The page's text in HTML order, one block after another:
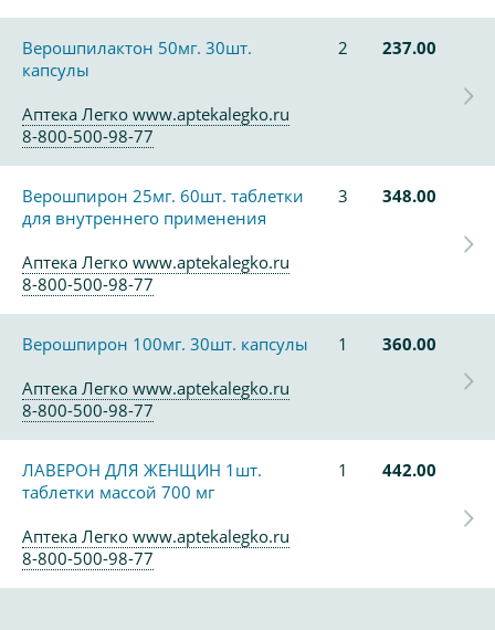
Верошпилактон 50мг. 30шт.
капсулы
2 237.00
Аптека Легко www.aptekalegko.ru
8-800-500-98-77
Верошпирон 25мг. 60шт. таблетки
для внутреннего применения
3 348.00
Аптека Легко www.aptekalegko.ru
8-800-500-98-77
Верошпирон 100мг. 30шт. капсулы 1
360.00
Аптека Легко www.aptekalegko.ru
8-800-500-98-77
ЛАВЕРОН ДЛЯ ЖЕНЩИН 1шт.
таблетки массой 700 мг
1 442.00
Аптека Легко www.aptekalegko.ru
8-800-500-98-77